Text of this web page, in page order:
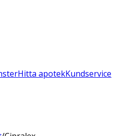
Hitta apotekKundservice